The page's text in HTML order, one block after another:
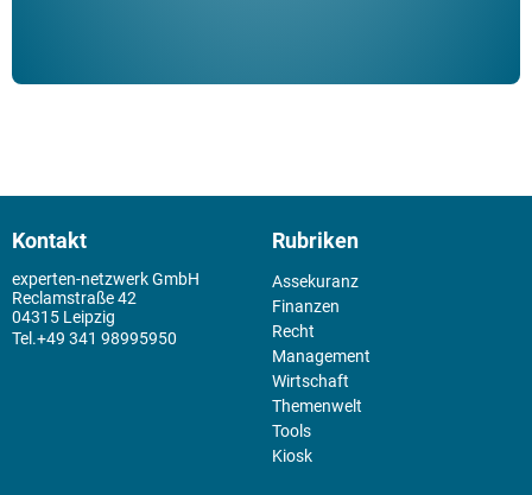
Kontakt
experten-netzwerk GmbH
Reclamstraße 42
04315 Leipzig
+49 341 98995950
Rubriken
Assekuranz
Finanzen
Recht
Management
Wirtschaft
Themenwelt
Tools
Kiosk